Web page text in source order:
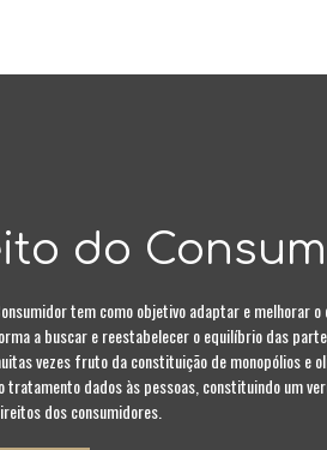
do
tem como objetivo adaptar e melhorar
a buscar e reestabelecer o equilíbrio das
vezes fruto da constituição de monopólios e
tratamento dados às pessoas, constituindo um
dos consumidores.